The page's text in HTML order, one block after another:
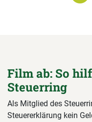
Film ab: So
Steuerring
Als Mitglied des
Steuererklärung kein